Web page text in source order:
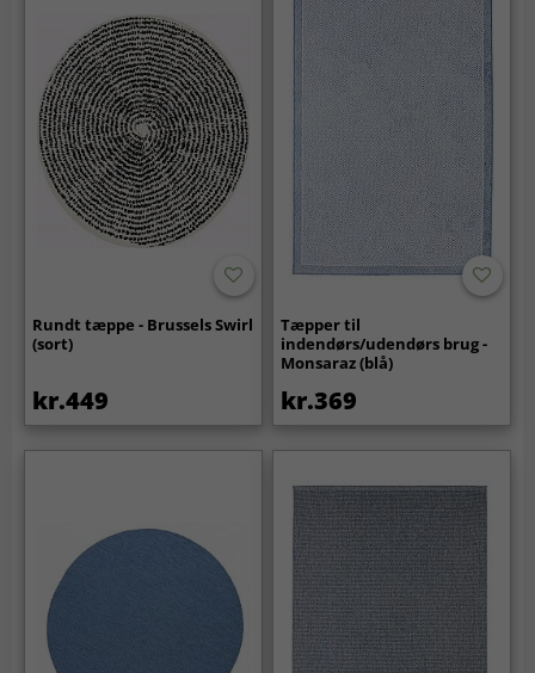
Rundt tæppe - Brussels Swirl
(sort)
kr.449
Tæpper til
indendørs/udendørs brug -
Monsaraz (blå)
kr.369